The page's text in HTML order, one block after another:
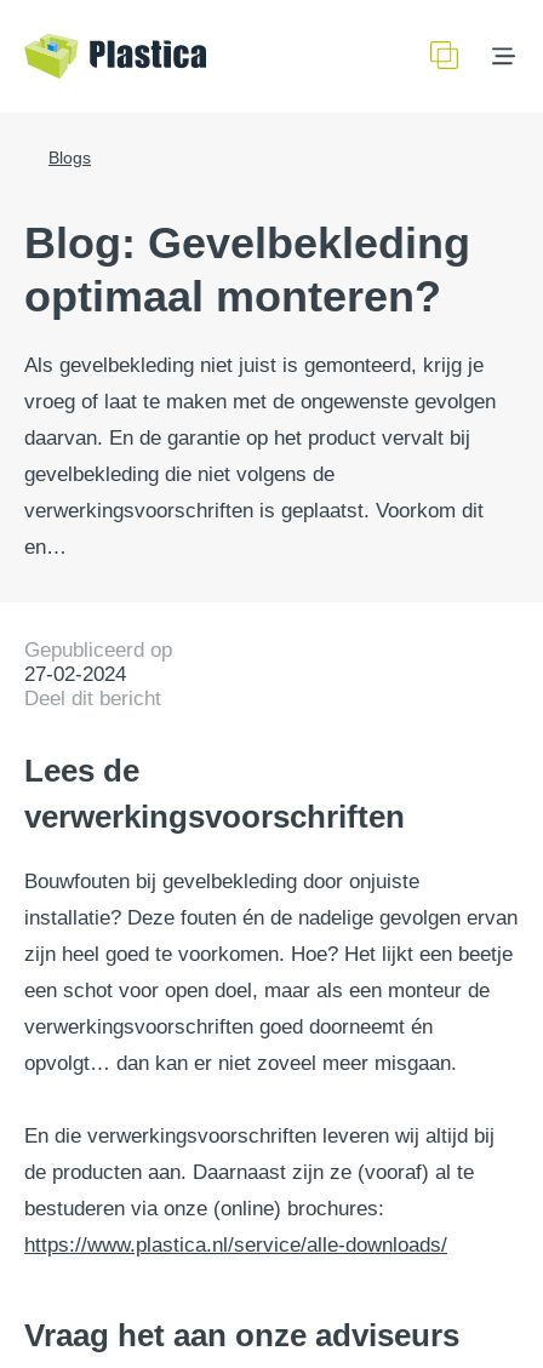
Blogs
Blog: Gevelbekleding
optimaal monteren?
Als gevelbekleding niet juist is gemonteerd, krijg je
vroeg of laat te maken met de ongewenste gevolgen
daarvan. En de garantie op het product vervalt bij
gevelbekleding die niet volgens de
verwerkingsvoorschriften is geplaatst. Voorkom dit
en…
Gepubliceerd op
27-02-2024
Deel dit bericht
Lees de
verwerkingsvoorschriften
Bouwfouten bij gevelbekleding door onjuiste
installatie? Deze fouten én de nadelige gevolgen ervan
zijn heel goed te voorkomen. Hoe? Het lijkt een beetje
een schot voor open doel, maar als een monteur de
verwerkingsvoorschriften goed doorneemt én
opvolgt… dan kan er niet zoveel meer misgaan.
En die verwerkingsvoorschriften leveren wij altijd bij
de producten aan. Daarnaast zijn ze (vooraf) al te
bestuderen via onze (online) brochures:
https://www.plastica.nl/service/alle-downloads/
Vraag het aan onze adviseurs